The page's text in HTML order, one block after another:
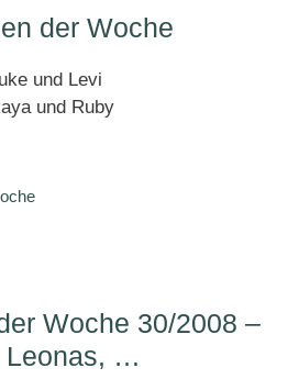
der Woche
und Levi
und Ruby
Woche 30/2008 –
Leonas, …